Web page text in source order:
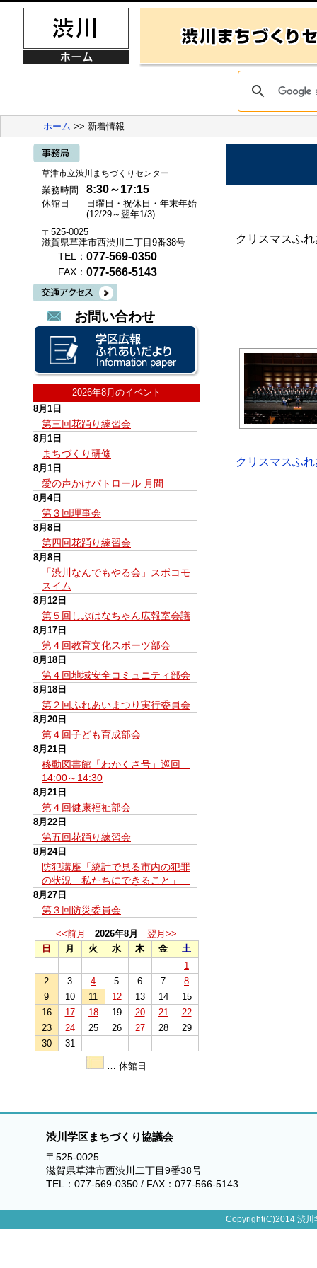
ホーム >> 新着情報
草津市立渋川まちづくりセンター
業務時間 8:30～17:15
休館日
日曜日・祝休日・年末年始
(12/29～翌年1/3)
〒525-0025
滋賀県草津市西渋川二丁目9番38号
TEL： 077-569-0350
FAX： 077-566-5143
お問い合わせ
2026年8月のイベント
8月1日
第三回花踊り練習会
8月1日
まちづくり研修
8月1日
愛の声かけパトロール 月間
8月4日
第３回理事会
8月8日
第四回花踊り練習会
8月8日
「渋川なんでもやる会」スポコモ
スイム
8月12日
第５回しぶはなちゃん広報室会議
8月17日
第４回教育文化スポーツ部会
8月18日
第４回地域安全コミュニティ部会
8月18日
第２回ふれあいまつり実行委員会
8月20日
第４回子ども育成部会
8月21日
移動図書館「わかくさ号」巡回
14:00～14:30
8月21日
第４回健康福祉部会
8月22日
第五回花踊り練習会
8月24日
防犯講座「統計で見る市内の犯罪
の状況 私たちにできること」
8月27日
第３回防災委員会
<<前月 2026年8月
翌月>>
日
月 火 水 木 金
土
1
2
3 4 5 6 7
8
9
10 11 12 13 14
15
16
17 18 19 20 21
22
23
24 25 26 27 28
29
30
31
… 休館日
クリスマスふ
クリスマスふ
渋川学区まちづくり協議会
〒525-0025
滋賀県草津市西渋川二丁目9番38号
TEL：077-569-0350 / FAX：077-566-5143
Copyright(C)2014 渋川